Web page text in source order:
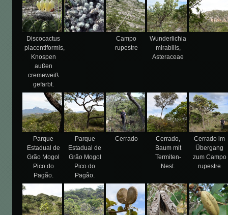
Discocactus
placentiformis,
Knospen
außen
cremeweiß
gefärbt.
Campo
rupestre
Wunderlichia
mirabilis,
Asteraceae
Parque
Estadual de
Grão Mogol
Pico do
Pagão.
Parque
Estadual de
Grão Mogol
Pico do
Pagão.
Cerrado
Cerrado,
Baum mit
Termiten-
Nest.
Cerrado im
Übergang
zum Campo
rupestre